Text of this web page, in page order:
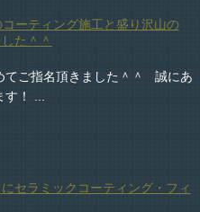
ーティング施工と盛り沢山の
た＾＾
てご指名頂きました＾＾ 誠にあ
！ ...
セラミックコーティング・フィ